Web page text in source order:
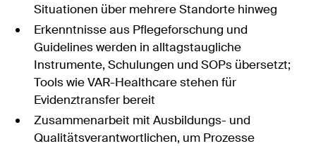
Situationen über mehrere Standorte hinweg
Erkenntnisse aus Pflegeforschung und
Guidelines werden in alltagstaugliche
Instrumente, Schulungen und SOPs übersetzt;
Tools wie VAR-Healthcare stehen für
Evidenztransfer bereit
Zusammenarbeit mit Ausbildungs- und
Qualitätsverantwortlichen, um Prozesse